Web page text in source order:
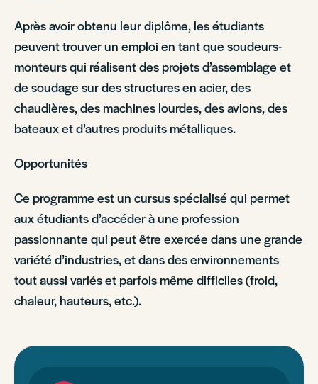
Après avoir obtenu leur diplôme, les étudiants
peuvent trouver un emploi en tant que soudeurs-
monteurs qui réalisent des projets d’assemblage et
de soudage sur des structures en acier, des
chaudières, des machines lourdes, des avions, des
bateaux et d’autres produits métalliques.
Opportunités
Ce programme est un cursus spécialisé qui permet
aux étudiants d’accéder à une profession
passionnante qui peut être exercée dans une grande
variété d’industries, et dans des environnements
tout aussi variés et parfois même difficiles (froid,
chaleur, hauteurs, etc.).